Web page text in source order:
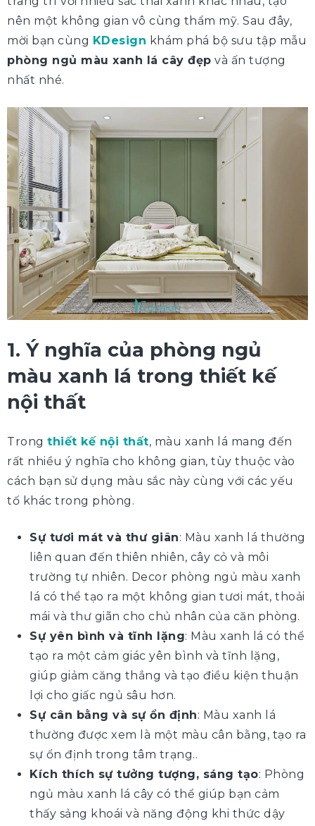
nên một không gian vô cùng thẩm mỹ. Sau đây,
mời bạn cùng KDesign khám phá bộ sưu tập mẫu
phòng ngủ màu xanh lá cây đẹp và ấn tượng
nhất nhé.
1. Ý nghĩa của phòng ngủ
màu xanh lá trong thiết kế
nội thất
Trong thiết kế nội thất, màu xanh lá mang đến
rất nhiều ý nghĩa cho không gian, tùy thuộc vào
cách bạn sử dụng màu sắc này cùng với các yếu
tố khác trong phòng.
Sự tươi mát và thư giãn: Màu xanh lá thường
liên quan đến thiên nhiên, cây cỏ và môi
trường tự nhiên. Decor phòng ngủ màu xanh
lá có thể tạo ra một không gian tươi mát, thoải
mái và thư giãn cho chủ nhân của căn phòng.
Sự yên bình và tĩnh lặng: Màu xanh lá có thể
tạo ra một cảm giác yên bình và tĩnh lặng,
giúp giảm căng thẳng và tạo điều kiện thuận
lợi cho giấc ngủ sâu hơn.
Sự cân bằng và sự ổn định: Màu xanh lá
thường được xem là một màu cân bằng, tạo ra
sự ổn định trong tâm trạng..
Kích thích sự tưởng tượng, sáng tạo: Phòng
ngủ màu xanh lá cây có thể giúp bạn cảm
thấy sảng khoái và năng động khi thức dậy